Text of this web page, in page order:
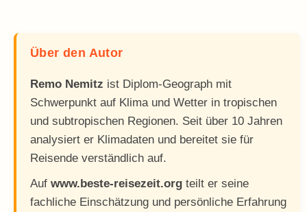
Über den Autor
Remo Nemitz ist Diplom-Geograph mit
Schwerpunkt auf Klima und Wetter in tropischen
und subtropischen Regionen. Seit über 10 Jahren
analysiert er Klimadaten und bereitet sie für
Reisende verständlich auf.
Auf www.beste-reisezeit.org teilt er seine
fachliche Einschätzung und persönliche Erfahrung